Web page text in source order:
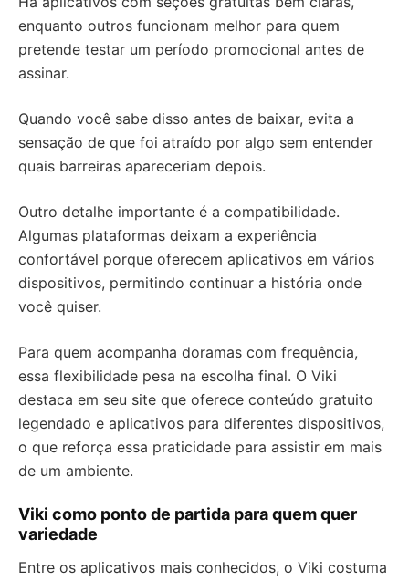
enquanto outros funcionam melhor para quem
pretende testar um período promocional antes de
assinar.
Quando você sabe disso antes de baixar, evita a
sensação de que foi atraído por algo sem entender
quais barreiras apareceriam depois.
Outro detalhe importante é a compatibilidade.
Algumas plataformas deixam a experiência
confortável porque oferecem aplicativos em vários
dispositivos, permitindo continuar a história onde
você quiser.
Para quem acompanha doramas com frequência,
essa flexibilidade pesa na escolha final. O Viki
destaca em seu site que oferece conteúdo gratuito
legendado e aplicativos para diferentes dispositivos,
o que reforça essa praticidade para assistir em mais
de um ambiente.
Viki como ponto de partida para quem quer
variedade
Entre os aplicativos mais conhecidos, o Viki costuma